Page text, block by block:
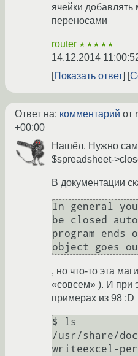
ячейки добавлять
переносами
router ★★★★★
14.12.2014
Показать ответ
Ответ на: комментарий от
+00:00
Нашёл. Нужно
$spreadsheet-
В документации
In general
be closed
program ends
object goes
, но что-то эта
«совсем» ). И при
примерах из 98 :D
$ ls
/usr/share/
writeexcel-